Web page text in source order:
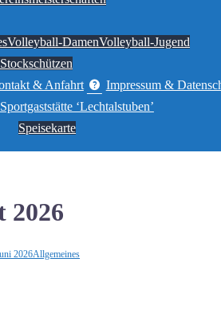
Volleyball-DamenVolleyball-Jugend
Stockschützen
& Anfahrt
Impressum &
Sportgaststätte ‘Lechtalstuben’
Speisekarte
2026
2026Allgemeines